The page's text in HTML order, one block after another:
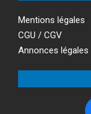
Mentions légales
CGU / CGV
Annonces légales